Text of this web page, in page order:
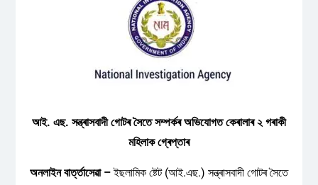
আই. এছ. সন্ত্ৰাসবাদী গোটৰ সৈতে সম্পৰ্কৰ অভিযোগত কেৰালাৰ ২ গৰাকী
মহিলাক গ্ৰেপ্তাৰ
অনলাইন বাৰ্ত্তাসেৱা –ইছলামিক ষ্টেট (আই.এছ.) সন্ত্ৰাসবাদী গোটৰ সৈতে